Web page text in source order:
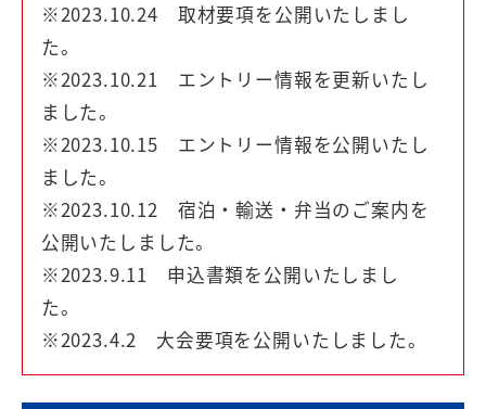
※2023.10.24 取材要項を公開いたしまし
た。
※2023.10.21 エントリー情報を更新いたし
ました。
※2023.10.15 エントリー情報を公開いたし
ました。
※2023.10.12 宿泊・輸送・弁当のご案内を
公開いたしました。
※2023.9.11 申込書類を公開いたしまし
た。
※2023.4.2 大会要項を公開いたしました。